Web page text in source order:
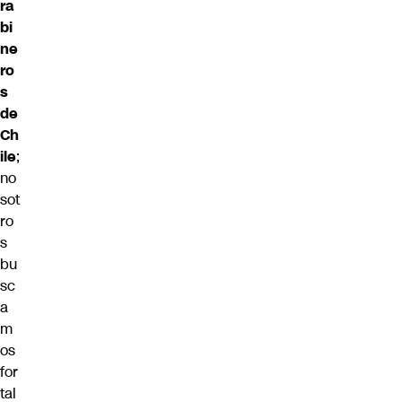
ra
bi
ne
ro
s
de
Ch
ile;
no
sot
ro
s
bu
sc
a
m
os
for
tal